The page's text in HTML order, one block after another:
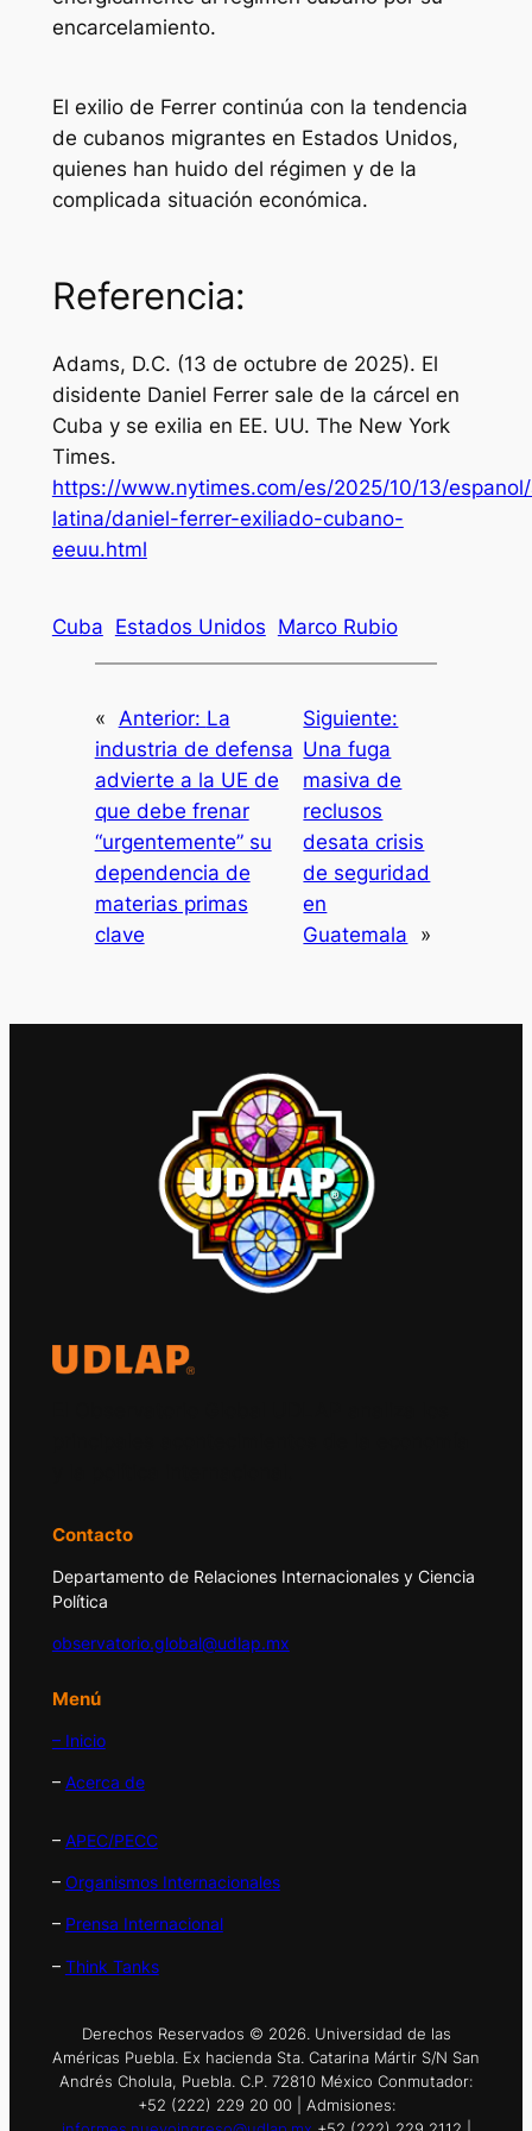
encarcelamiento.
El exilio de Ferrer continúa con la tendencia
de cubanos migrantes en Estados Unidos,
quienes han huido del régimen y de la
complicada situación económica.
Referencia:
Adams, D.C. (13 de octubre de 2025). El
disidente Daniel Ferrer sale de la cárcel en
Cuba y se exilia en EE. UU. The New York
Times.
https://www.nytimes.com/es/2025/10/13/
latina/daniel-ferrer-exiliado-cubano-
eeuu.html
Cuba Estados Unidos Marco Rubio
« Anterior: La
industria de defensa
advierte a la UE de
que debe frenar
“urgentemente” su
dependencia de
materias primas
clave
Siguiente:
Una fuga
masiva de
reclusos
desata crisis
de seguridad
en
Guatemala
»
Contacto
Departamento de Relaciones Internacionales y Ciencia
Política
observatorio.global@udlap.mx
Menú
– Inicio
– Acerca de
– APEC/PECC
– Organismos Internacionales
– Prensa Internacional
– Think Tanks
Derechos Reservados © 2026. Universidad de las
Américas Puebla. Ex hacienda Sta. Catarina Mártir S/N San
Andrés Cholula, Puebla. C.P. 72810 México Conmutador:
+52 (222) 229 20 00 | Admisiones: